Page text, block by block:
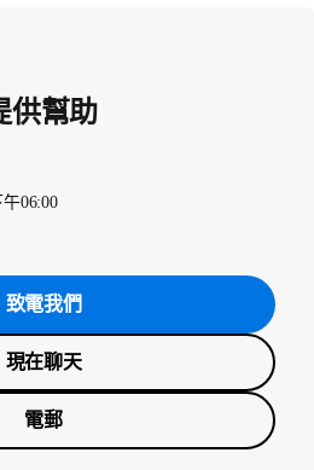
供幫助
06:00
致電我們
現在聊天
電郵